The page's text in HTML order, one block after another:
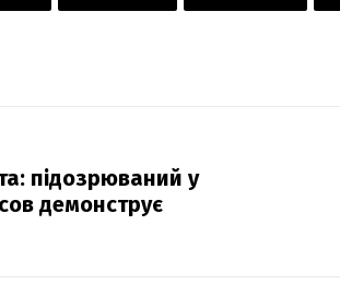
підозрюваний у
демонструє